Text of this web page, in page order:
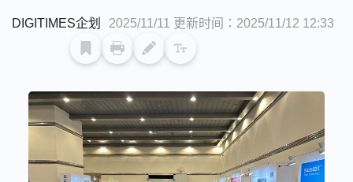
DIGITIMES企划 2025/11/11 更新时间：2025/11/12 12:33